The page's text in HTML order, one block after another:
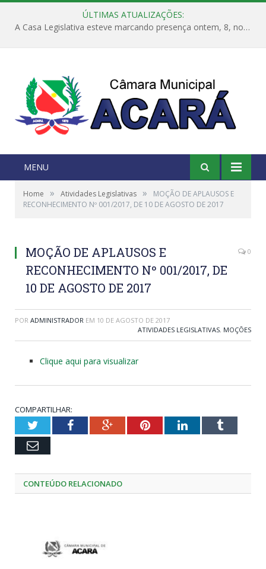
ÚLTIMAS ATUALIZAÇÕES:
A Casa Legislativa esteve marcando presença ontem, 8, no evento de reinauguração da Escola Rainha da Paz.
MENU
Home » Atividades Legislativas »
MOÇÃO DE APLAUSOS E
RECONHECIMENTO Nº 001/2017, DE 10 DE AGOSTO DE 2017
MOÇÃO DE APLAUSOS E
RECONHECIMENTO Nº 001/2017, DE
10 DE AGOSTO DE 2017
0
POR ADMINISTRADOR EM 10 DE AGOSTO DE 2017
ATIVIDADES LEGISLATIVAS, MOÇÕES
Clique aqui para visualizar
COMPARTILHAR:
TwitterFacebookGoogle+PinterestLinkedInTumblr
Email
CONTEÚDO RELACIONADO